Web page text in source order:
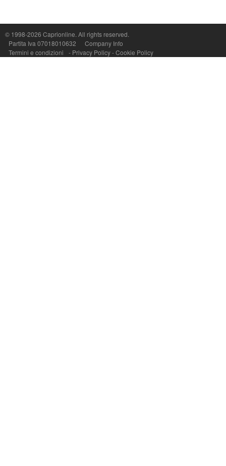
© 1998-2026 Caprionline. All rights reserved.
Partita Iva 07018010632
Company Info
Termini e condizioni
- Privacy Policy-Cookie Policy
P.Iva, C.F. e n.Reg.Imprese Napoli: 07018010632 - Rea n.557643